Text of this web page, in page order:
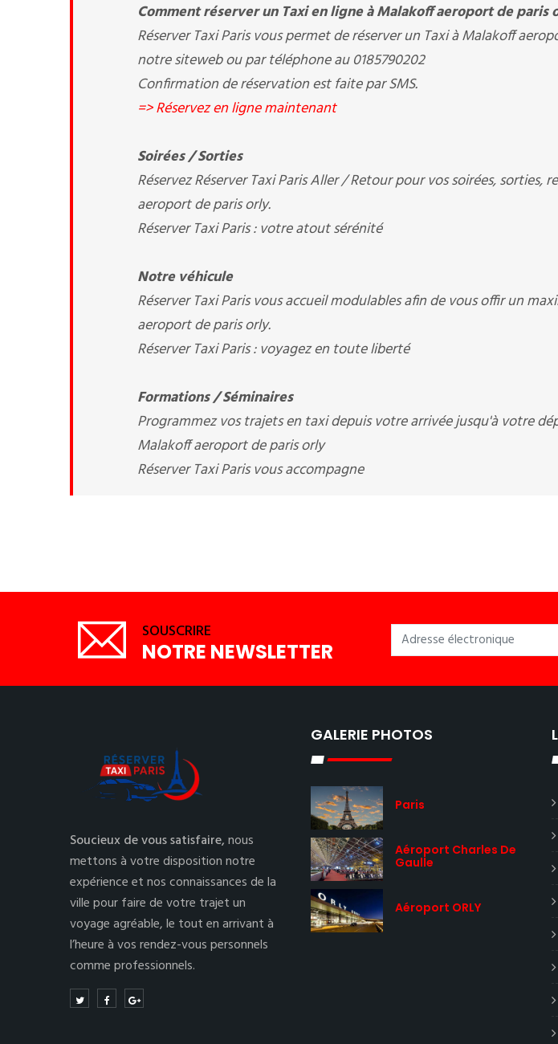
Comment réserver un Taxi en ligne à Malakoff aeroport de paris
Réserver Taxi Paris vous permet de réserver un Taxi à Malakoff
notre siteweb ou par téléphone au 0185790202
Confirmation de réservation est faite par SMS.
=> Réservez en ligne maintenant
Soirées / Sorties
Réservez Réserver Taxi Paris Aller / Retour pour vos soirées, sorties,
aeroport de paris orly.
Réserver Taxi Paris : votre atout sérénité
Notre véhicule
Réserver Taxi Paris vous accueil modulables afin de vous offir un
aeroport de paris orly.
Réserver Taxi Paris : voyagez en toute liberté
Formations / Séminaires
Programmez vos trajets en taxi depuis votre arrivée jusqu'à votre
Malakoff aeroport de paris orly
Réserver Taxi Paris vous accompagne
SOUSCRIRE
NOTRE NEWSLETTER
Soucieux de vous satisfaire,nous
mettons à votre disposition notre
expérience et nos connaissances de la
ville pour faire de votre trajet un
voyage agréable, le tout en arrivant à
l’heure à vos rendez-vous personnels
comme professionnels.
GALERIE PHOTOS
Paris
Aéroport Charles De
Gaulle
Aéroport ORLY